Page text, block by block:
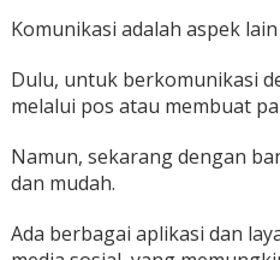
D
g
i
l
Komunikasi adalah aspek
Dulu, untuk berkomunikasi
melalui pos atau membuat
Namun, sekarang dengan
dan mudah.
Ada berbagai aplikasi dan